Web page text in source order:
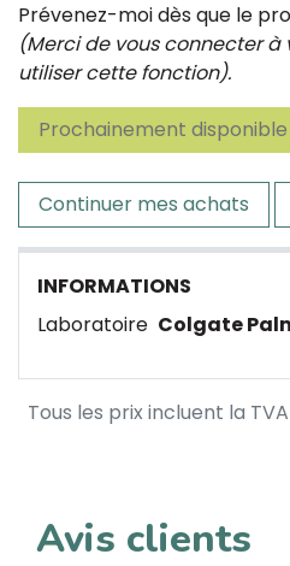
Prévenez-moi dès que le
(Merci de vous connecter
utiliser cette fonction).
Prochainement disponible
Continuer mes achats
INFORMATIONS
Laboratoire Colgate
Tous les prix incluent la
Avis clients